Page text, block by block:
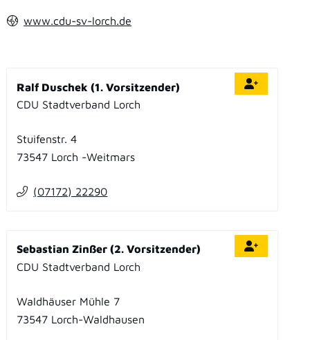
www.cdu-sv-lorch.de
Ralf Duschek (1. Vorsitzender)
CDU Stadtverband Lorch
Weitmars
Stuifenstr. 4
73547 Lorch
(07172) 22290
Sebastian Zinßer (2. Vorsitzender)
CDU Stadtverband Lorch
Waldhäuser Mühle 7
73547 Lorch-Waldhausen